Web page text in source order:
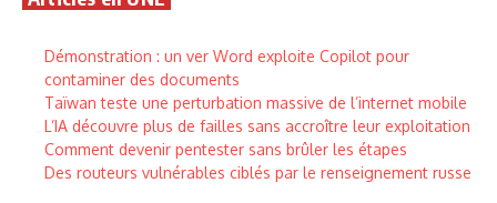
Démonstration : un ver Word exploite Copilot pour
contaminer des documents
Taïwan teste une perturbation massive de l’internet mobile
L’IA découvre plus de failles sans accroître leur exploitation
Comment devenir pentester sans brûler les étapes
Des routeurs vulnérables ciblés par le renseignement russe
Sans publicité
RGPD respecté, désinscription en 1 clic
Inscription gratuite